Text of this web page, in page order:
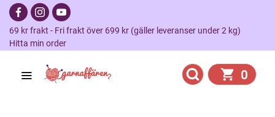
69 kr frakt - Fri frakt över 699 kr (gäller leveranser under 2 kg)
Hitta min order
0